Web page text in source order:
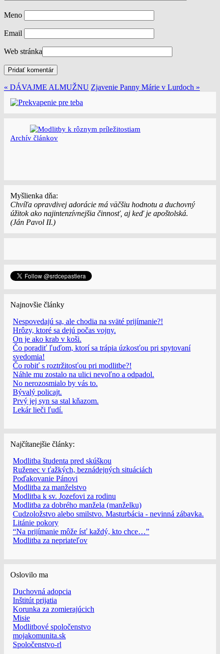
Meno
Email
Web stránka
« DÁVAJME ALMUŽNU Zjavenie Panny Márie v Lurdoch »
Archí­v článkov
Myšlienka dňa:
Chvíľa opravdivej adorácie má väčšiu hodnotu a duchovný
úžitok ako najintenzívnejšia činnosť, aj keď je apoštolská.
(Ján Pavol II.)
Najnovšie články
Nespovedajú sa, ale chodia na sväté prijímanie?!
Hrôzy, ktoré sa dejú počas vojny.
On je ako krab v koši.
Čo poradiť ľuďom, ktorí sa trápia úzkosťou pri spytovaní
svedomia!
Čo robiť s roztržitosťou pri modlitbe?!
Náhle mu zostalo na ulici nevoľno a odpadol.
No nerozosmialo by vás to.
Bývalý policajt.
Prvý jej syn sa stal kňazom.
Lekár lieči ľudí.
Najčítanejšie články:
Modlitba študenta pred skúškou
Ruženec v ťažkých, beznádejných situáciách
Poďakovanie Pánovi
Modlitba za manželstvo
Modlitba k sv. Jozefovi za rodinu
Modlitba za dobrého manžela (manželku)
Cudzoložstvo alebo smilstvo. Masturbácia - nevinná zábavka.
Litánie pokory
“Na prijímanie môže ísť každý, kto chce…”
Modlitba za nepriateľov
Oslovilo ma
Duchovná adopcia
Inštitút prijatia
Korunka za zomierajúcich
Misie
Modlitbové spoločenstvo
mojakomunita.sk
Spoločenstvo-rl